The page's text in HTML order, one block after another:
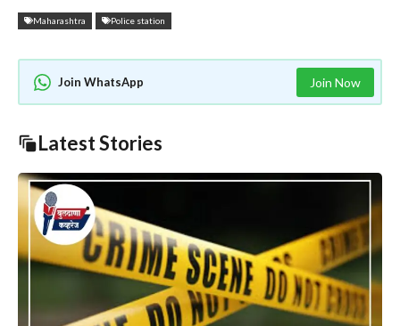
Maharashtra Police station
Join WhatsApp Join Now
Latest Stories